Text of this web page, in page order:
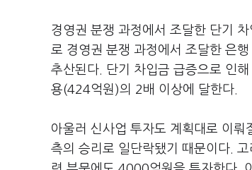
경영권 분쟁 과정에서 조달한 단기
로 경영권 분쟁 과정에서 조달한 은
추산된다. 단기 차입금 급증으로 인
용(424억원)의 2배 이상에 달한다.
아울러 신사업 투자도 계획대로 이
측의 승리로 일단락됐기 때문이다.